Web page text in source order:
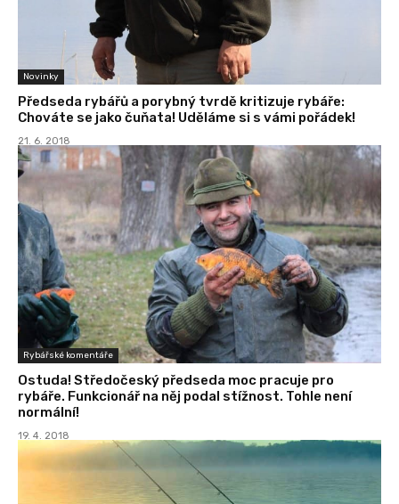
Novinky
Předseda rybářů a porybný tvrdě kritizuje rybáře:
Chováte se jako čuňata! Uděláme si s vámi pořádek!
21. 6. 2018
Rybářské komentáře
Ostuda! Středočeský předseda moc pracuje pro
rybáře. Funkcionář na něj podal stížnost. Tohle není
normální!
19. 4. 2018